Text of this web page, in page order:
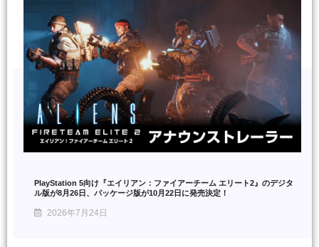
PlayStation 5向け『エイリアン：ファイアーチーム エリート2』のデジタ
ル版が8月26日、パッケージ版が10月22日に発売決定！
2026年7月24日